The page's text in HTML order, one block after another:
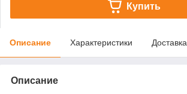
Купить
Описание Характеристики Доставка
Описание